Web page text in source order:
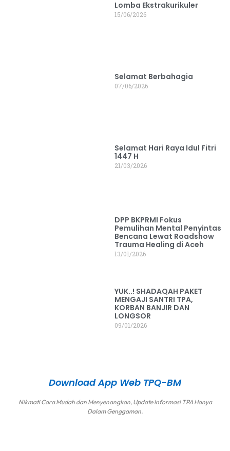
Lomba Ekstrakurikuler
15/06/2026
Selamat Berbahagia
07/06/2026
Selamat Hari Raya Idul Fitri
1447 H
21/03/2026
DPP BKPRMI Fokus
Pemulihan Mental Penyintas
Bencana Lewat Roadshow
Trauma Healing di Aceh
13/01/2026
YUK..! SHADAQAH PAKET
MENGAJI SANTRI TPA,
KORBAN BANJIR DAN
LONGSOR
09/01/2026
Download App Web TPQ-BM
Nikmati Cara Mudah dan Menyenangkan, Update Informasi TPA Hanya
Dalam Genggaman.